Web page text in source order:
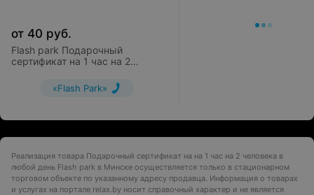
от 40 руб.
Flash park Подарочный
сертификат на 1 час на 2
«Flash Park»
Реализация товара Подaрочный сертификат на на 1 час на 2 человека в
любой день Flash park в Минске осуществляется только в стационарном
торговом объекте по указанному адресу продавца. Информация о товарах
и услугах на портале relax.by носит справочный характер и не является